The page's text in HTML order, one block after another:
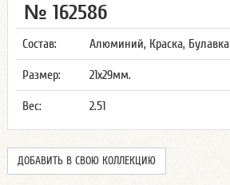
№ 16258б
Состав: Алюминий, Краска, Булавка
Размер: 21x29мм.
Вес: 2.51
ДОБАВИТЬ В СВОЮ КОЛЛЕКЦИЮ